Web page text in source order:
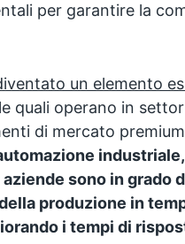
per garantire la
un elemento
quali operano in
di mercato
sono in grado
produzione in
i tempi di